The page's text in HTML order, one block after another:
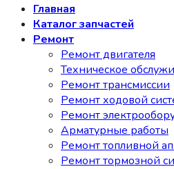
Главная
Каталог запчастей
Ремонт
Ремонт двигателя
Техническое
Ремонт трансмиссии
Ремонт ходовой
Ремонт
Арматурные работы
Ремонт топливной
Ремонт тормозной